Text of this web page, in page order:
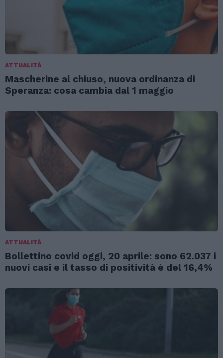
ATTUALITÀ
Mascherine al chiuso, nuova ordinanza di
Speranza: cosa cambia dal 1 maggio
ATTUALITÀ
Bollettino covid oggi, 20 aprile: sono 62.037 i
nuovi casi e il tasso di positività è del 16,4%